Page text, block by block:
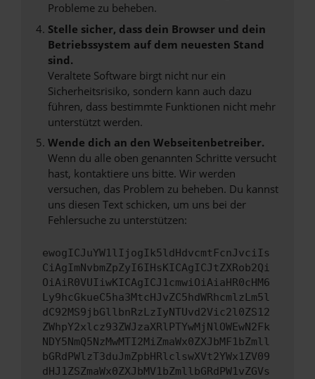
Probleme zu beheben.
Stelle sicher, dass dein Browser und dein
Betriebssystem auf dem neuesten Stand
sind.
Veraltete Software birgt nicht nur ein
Sicherheitsrisiko, sondern kann auch dazu
führen, dass bestimmte Funktionen nicht mehr
unterstützt werden.
Wende dich an den Webseitenbetreiber.
Wenn du alle oben genannten Schritte versucht
hast, kontaktiere uns bitte. Wir werden
versuchen, das Problem zu beheben. Du kannst
uns diesen Text schicken, um uns bei der
Fehlersuche zu unterstützen:
ewogICJuYW1lIjogIk5ldHdvcmtFcnJvciIs
CiAgImNvbmZpZyI6IHsKICAgICJtZXRob2Qi
OiAiR0VUIiwKICAgICJ1cmwiOiAiaHR0cHM6
Ly9hcGkueC5ha3MtcHJvZC5hdWRhcmlzLm5l
dC92MS9jbGllbnRzLzIyNTUvd2Vic2l0ZS12
ZWhpY2xlcz93ZWJzaXRlPTYwMjNlOWEwN2Fk
NDY5NmQ5NzMwMTI2MiZmaWx0ZXJbMF1bZmll
bGRdPWlzT3duJmZpbHRlclswXVt2YWx1ZV09
dHJ1ZSZmaWx0ZXJbMV1bZmllbGRdPW1vZGVs